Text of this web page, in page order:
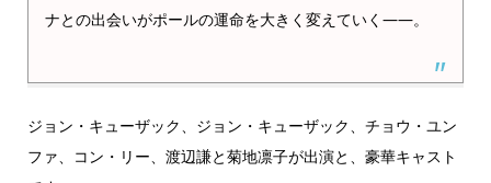
ナとの出会いがポールの運命を大きく変えていく――。
ジョン・キューザック、ジョン・キューザック、チョウ・ユン
ファ、コン・リー、渡辺謙と菊地凛子が出演と、豪華キャスト